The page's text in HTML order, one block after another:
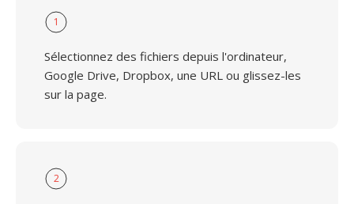
1
Sélectionnez des fichiers depuis l'ordinateur,
Google Drive, Dropbox, une URL ou glissez-les
sur la page.
2